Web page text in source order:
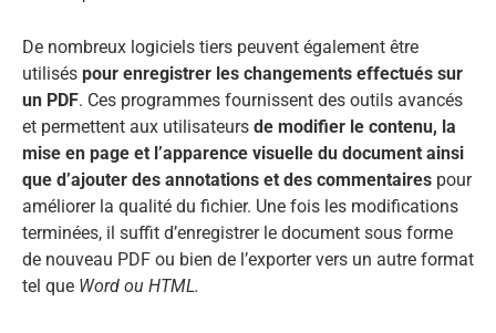
De nombreux logiciels tiers peuvent également être
utilisés pour enregistrer les changements effectués sur
un PDF. Ces programmes fournissent des outils avancés
et permettent aux utilisateurs de modifier le contenu, la
mise en page et l’apparence visuelle du document ainsi
que d’ajouter des annotations et des commentaires pour
améliorer la qualité du fichier. Une fois les modifications
terminées, il suffit d’enregistrer le document sous forme
de nouveau PDF ou bien de l’exporter vers un autre format
tel que Word ou HTML.